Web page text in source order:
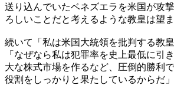
送り込んでいたベネズエラを米国が攻
ろしいことだと考えるような教皇は望
続いて「私は米国大統領を批判する教
「なぜなら私は犯罪率を史上最低に引
大な株式市場を作るなど、圧倒的勝利
役割をしっかりと果たしているからだ」